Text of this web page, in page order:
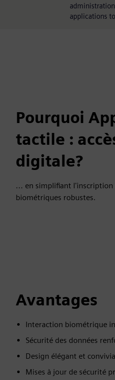
applications
Pourquoi
tactile :
digitale?
... en simplifiant
biométriques robustes.
Avantages
Interaction biométrique
Sécurité des données
Design élégant et
Mises à jour de sécurité